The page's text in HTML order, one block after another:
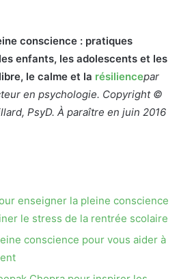
conscience : pratiques
enfants, les adolescents et les
le calme et la résiliencepar
en psychologie. Copyright ©
PsyD. À paraître en juin 2016
enseigner la pleine conscience
le stress de la rentrée scolaire
conscience pour vous aider à